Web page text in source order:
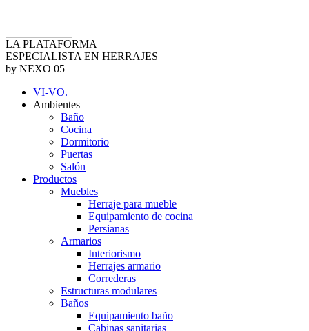
LA PLATAFORMA
ESPECIALISTA EN HERRAJES
by NEXO 05
VI-VO.
Ambientes
Baño
Cocina
Dormitorio
Puertas
Salón
Productos
Muebles
Herraje para mueble
Equipamiento de cocina
Persianas
Armarios
Interiorismo
Herrajes armario
Correderas
Estructuras modulares
Baños
Equipamiento baño
Cabinas sanitarias